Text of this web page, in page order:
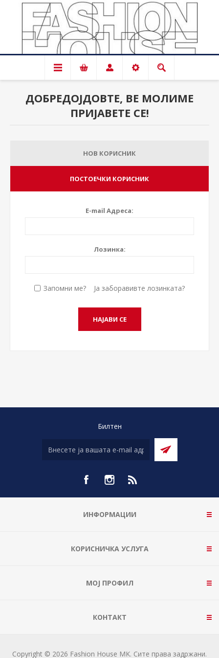
ДОБРЕДОЈДОВТЕ, ВЕ МОЛИМЕ
ПРИЈАВЕТЕ СЕ!
НОВ КОРИСНИК
ПОСТОЕЧКИ КОРИСНИК
E-mail Адреса:
Лозинка:
Запомни ме? Ја заборавивте лозинката?
Билтен
ИНФОРМАЦИИ
КОРИСНИЧКА УСЛУГА
МОЈ ПРОФИЛ
КОНТАКТ
Copyright © 2026 Fashion House MK. Сите права задржани.